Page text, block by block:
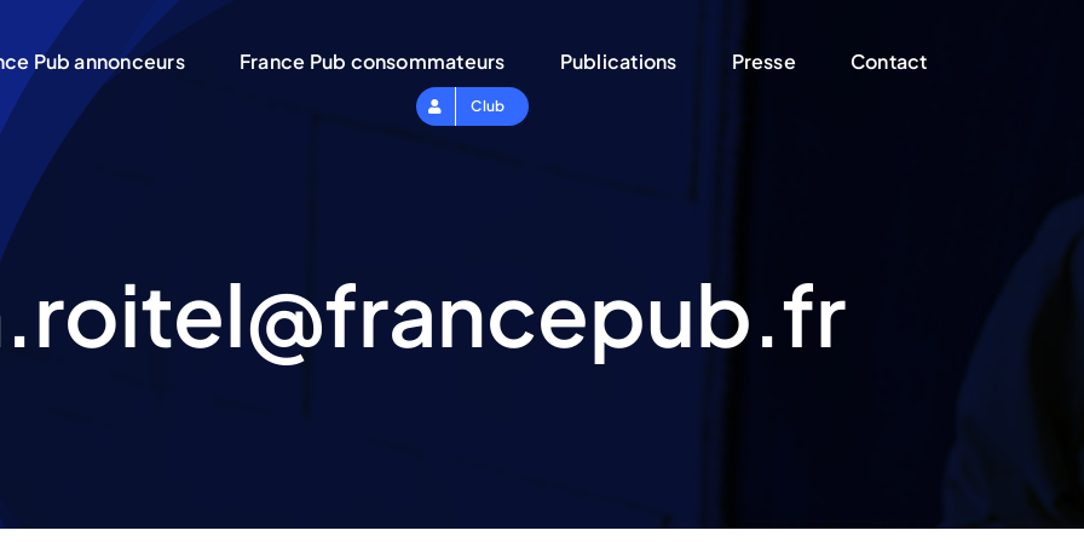
Pub annonceurs France Pub consommateurs Publications Presse Contact
Club